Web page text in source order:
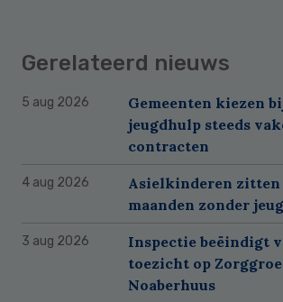
Gerelateerd nieuws
5 aug 2026
Gemeenten kiezen
jeugdhulp steeds
contracten
4 aug 2026
Asielkinderen zitten
maanden zonder
3 aug 2026
Inspectie beëindigt
toezicht op
Noaberhuus